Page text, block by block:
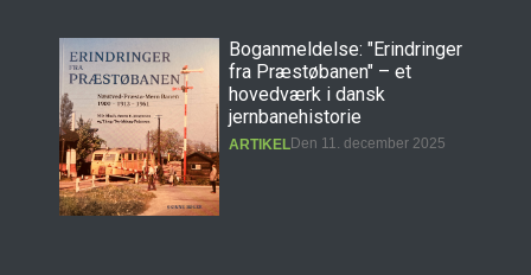
Boganmeldelse: "Erindringer
fra Præstøbanen" – et
hovedværk i dansk
jernbanehistorie
ARTIKELDen 11. december 2025